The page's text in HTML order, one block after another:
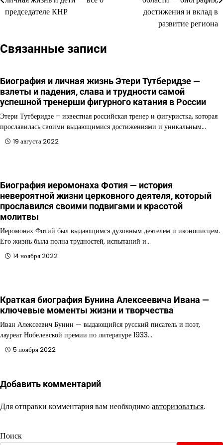
записям
председателе КНР
достижения и вклад в
развитие региона
Связанные записи
Биография и личная жизнь Этери Тутберидзе —
взлеты и падения, слава и трудности самой
успешной тренерши фигурного катания в России
Этери Тутберидзе – известная российская тренер и фигуристка, которая
прославилась своими выдающимися достижениями и уникальным…
19 августа 2022
Биография иеромонаха Фотия — история
невероятной жизни церковного деятеля, который
прославился своими подвигами и красотой
молитвы
Иеромонах Фотий был выдающимся духовным деятелем и иконописцем.
Его жизнь была полна трудностей, испытаний и…
14 ноября 2022
Краткая биография Бунина Алексеевича Ивана —
ключевые моменты жизни и творчества
Иван Алексеевич Бунин — выдающийся русский писатель и поэт,
лауреат Нобелевской премии по литературе 1933…
5 ноября 2022
Добавить комментарий
Для отправки комментария вам необходимоавторизоваться.
Поиск